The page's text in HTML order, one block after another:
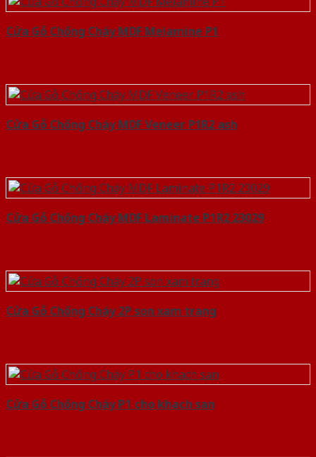
Cửa Gỗ Chống Cháy MDF Melamine P1
Cửa Gỗ Chống Cháy MDF Veneer P1R2 ash
Cửa Gỗ Chống Cháy MDF Laminate P1R2 23029
Cửa Gỗ Chống Cháy 2P son xam trang
Cửa Gỗ Chống Cháy P1 cho khach san